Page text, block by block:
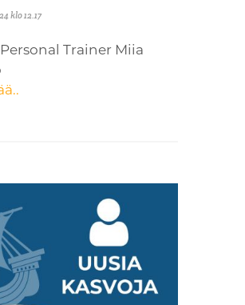
klo 12.17
Trainer Miia